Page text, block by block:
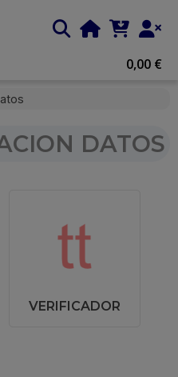
0,00 €
DATOS
VERIFICADOR